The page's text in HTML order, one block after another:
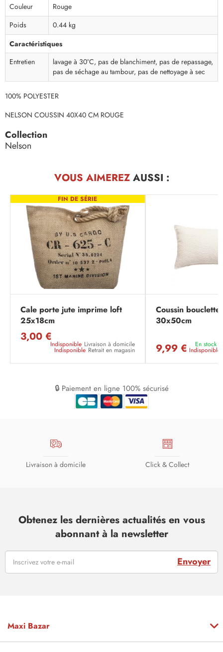
Couleur
Rouge
Poids
0.44 kg
Caractéristiques
Entretien
lavage à 30°C, pas de blanchiment, pas de repassage,
pas de séchage au tambour, pas de nettoyage à sec
100% POLYESTER
NELSON COUSSIN 40X40 CM ROUGE
Collection
Nelson
VOUS AIMEREZAUSSI :
FIN DE SÉRIE
Cale porte jute imprime loft
25x18cm
3,00 €
Indisponible Livraison à domicile
Indisponible Retrait en magasin
Coussin
30x50cm
9,99 € En stock
Indisponible
🔒 Paiement en ligne 100% sécurisé
Livraison à domicile Click & Collect
Obtenez les dernières actualités en vous
abonnant à la newsletter
Envoyer
Maxi Bazar